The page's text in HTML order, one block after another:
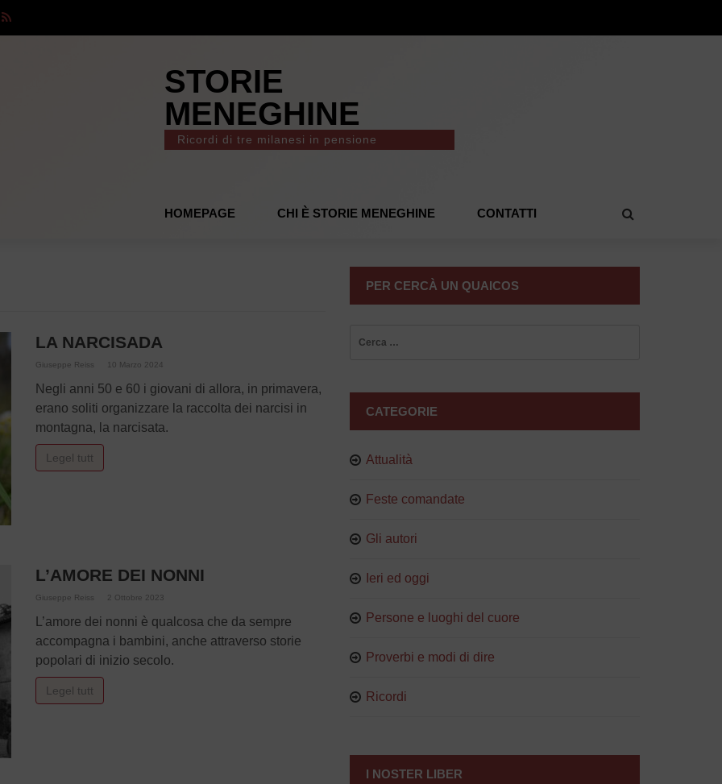
STORIE
MENEGHINE
Ricordi di tre milanesi in pensione
HOMEPAGE CHI È STORIE MENEGHINE CONTATTI
LA NARCISADA
Giuseppe Reiss 10 Marzo 2024
Negli anni 50 e 60 i giovani di allora, in primavera,
erano soliti organizzare la raccolta dei narcisi in
montagna, la narcisata.
Legel tutt
L’AMORE DEI NONNI
Giuseppe Reiss 2 Ottobre 2023
L’amore dei nonni è qualcosa che da sempre
accompagna i bambini, anche attraverso storie
popolari di inizio secolo.
Legel tutt
PER CERCÀ UN QUAICOS
CATEGORIE
Attualità
Feste comandate
Gli autori
Ieri ed oggi
Persone e luoghi del cuore
Proverbi e modi di dire
Ricordi
I NOSTER LIBER